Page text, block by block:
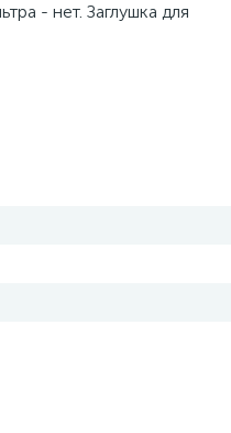
- нет. Заглушка для